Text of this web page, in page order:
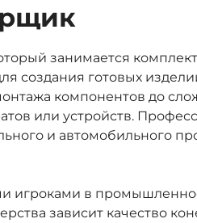
занимается
создания готовых
компонентов до
или устройств.
и автомобильного
в
зависит качество